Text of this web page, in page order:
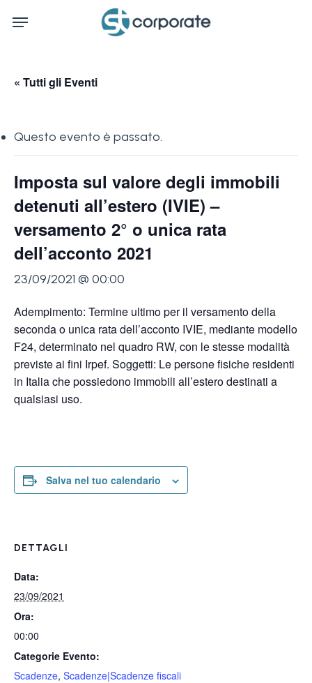
Menu
« Tutti gli Eventi
Questo evento è passato.
Imposta sul valore degli immobili
detenuti all’estero (IVIE) –
versamento 2° o unica rata
dell’acconto 2021
23/09/2021 @ 00:00
Adempimento: Termine ultimo per il versamento della
seconda o unica rata dell’acconto IVIE, mediante modello
F24, determinato nel quadro RW, con le stesse modalità
previste ai fini Irpef. Soggetti: Le persone fisiche residenti
in Italia che possiedono immobili all’estero destinati a
qualsiasi uso.
Salva nel tuo calendario
DETTAGLI
Data:
23/09/2021
Ora:
00:00
Categorie Evento:
Scadenze, Scadenze|Scadenze fiscali